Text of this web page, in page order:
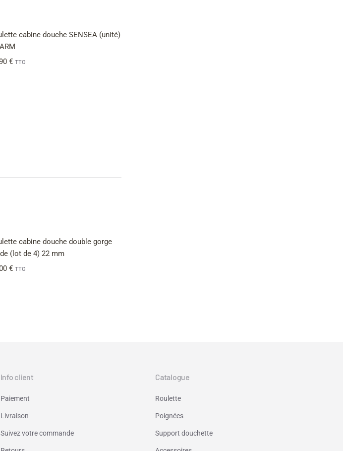
cabine douche SENSEA (unité)
€ TTC
cabine douche double gorge
(lot de 4) 22 mm
€ TTC
Info client
Paiement
Livraison
Suivez votre commande
Catalogue
Roulette
Poignées
Support douchette